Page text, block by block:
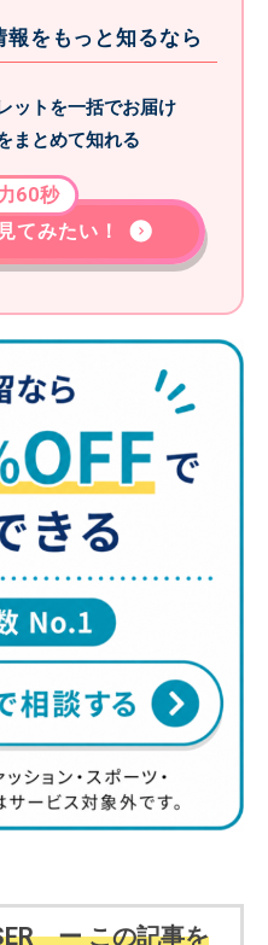
をもっと知るなら
ットを一括でお届け
まとめて知れる
てみたい！
60秒
ー この記事を